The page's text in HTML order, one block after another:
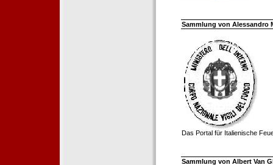
Sammlung von Alessandro
Das Portal für Italienische
Sammlung von Albert Van